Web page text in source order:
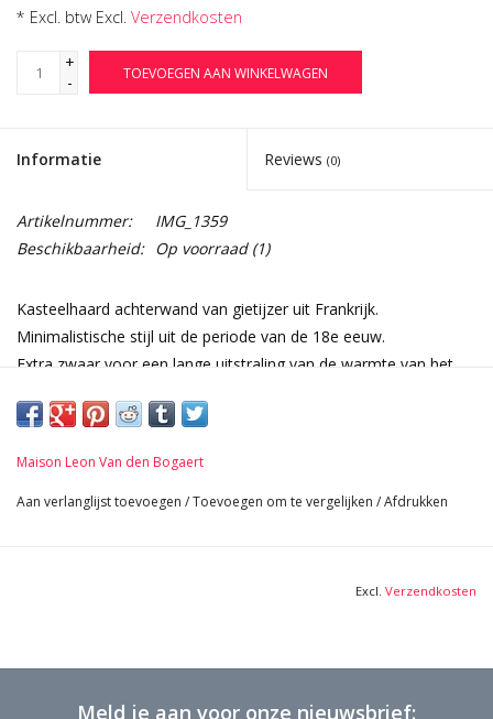
* Excl. btw Excl. Verzendkosten
+
-
TOEVOEGEN AAN WINKELWAGEN
Informatie Reviews (0)
Artikelnummer:
IMG_1359
Beschikbaarheid: Op voorraad(1)
Kasteelhaard achterwand van gietijzer uit Frankrijk.
Minimalistische stijl uit de periode van de 18e eeuw.
Extra zwaar voor een lange uitstraling van de warmte van het
Afmetingen:
103 cm Hoogte 40,55 Inch
1,5 cm Dikte 0,59 Inch
Maison Leon Van den Bogaert
Aan verlanglijst toevoegen /Toevoegen om te vergelijken /Afdrukken
Excl. Verzendkosten
Meld je aan voor onze nieuwsbrief: